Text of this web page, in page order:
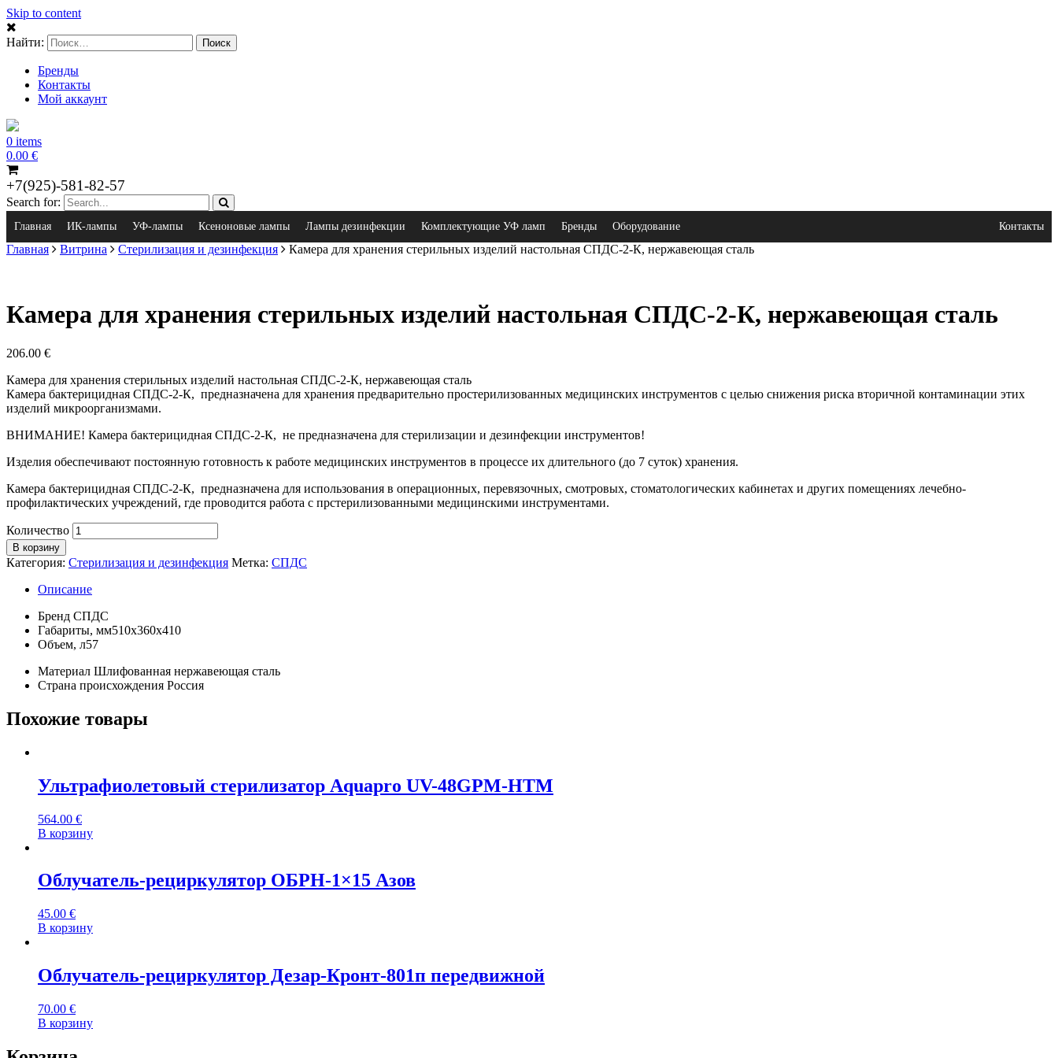
Skip to content
Найти:
Бренды
Контакты
Мой аккаунт
0 items
0.00 €
+7(925)-581-82-57
Search for:
Главная ИК-лампы УФ-лампы Ксеноновые лампы Лампы дезинфекции Комплектующие УФ ламп Бренды Оборудование Контакты
Главная Витрина Стерилизация и дезинфекция Камера для хранения стерильных изделий настольная СПДС-2-К, нержавеющая сталь
Камера для хранения стерильных изделий настольная СПДС-2-К, нержавеющая сталь
206.00 €
Камера для хранения стерильных изделий настольная СПДС-2-К, нержавеющая сталь
Камера бактерицидная СПДС-2-К, предназначена для хранения предварительно простерилизованных медицинских инструментов с целью снижения риска вторичной контаминации этих
изделий микроорганизмами.
ВНИМАНИЕ! Камера бактерицидная СПДС-2-К, не предназначена для стерилизации и дезинфекции инструментов!
Изделия обеспечивают постоянную готовность к работе медицинских инструментов в процессе их длительного (до 7 суток) хранения.
Камера бактерицидная СПДС-2-К, предназначена для использования в операционных, перевязочных, смотровых, стоматологических кабинетах и других помещениях лечебно-
профилактических учреждений, где проводится работа с прстерилизованными медицинскими инструментами.
Количество
В корзину
Категория: Стерилизация и дезинфекция Метка: СПДС
Описание
Бренд СПДС
Габариты, мм510х360х410
Объем, л57
Материал Шлифованная нержавеющая сталь
Страна происхождения Россия
Похожие товары
Ультрафиолетовый стерилизатор Aquapro UV-48GPM-HTM
564.00 €
В корзину
Облучатель-рециркулятор ОБРН-1×15 Азов
45.00 €
В корзину
Облучатель-рециркулятор Дезар-Кронт-801п передвижной
70.00 €
В корзину